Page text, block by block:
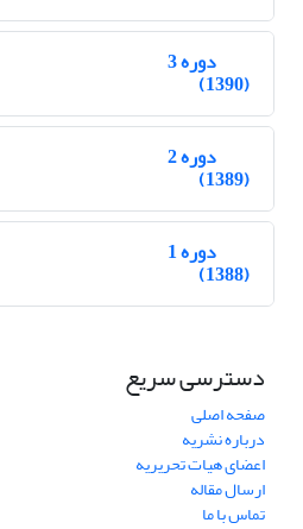
دوره 3
(1390)
دوره 2
(1389)
دوره 1
(1388)
دسترسی سریع
صفحه اصلی
درباره نشریه
اعضای هیات تحریریه
ارسال مقاله
تماس با ما